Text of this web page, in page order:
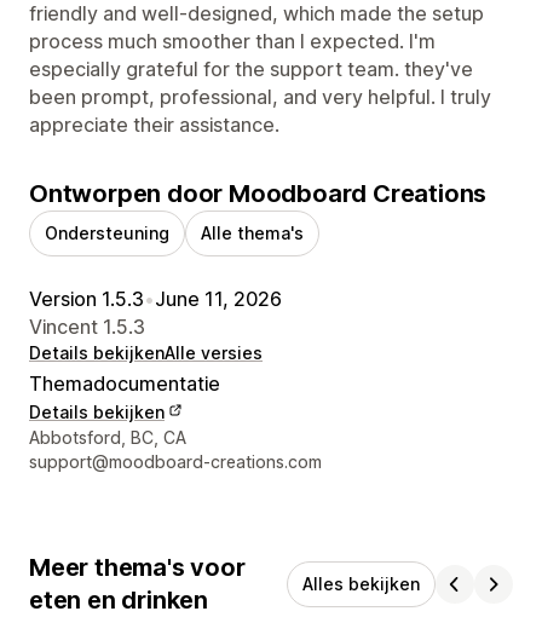
friendly and well-designed, which made the setup
process much smoother than I expected. I'm
especially grateful for the support team. they've
been prompt, professional, and very helpful. I truly
appreciate their assistance.
Ontworpen door Moodboard Creations
Ondersteuning Alle thema's
Version 1.5.3•June 11, 2026
Vincent 1.5.3
Details bekijkenAlle versies
Themadocumentatie
Details bekijken
Contactgegevens ontwerper
Abbotsford, BC, CA
support@moodboard-creations.com
Meer thema's voor
eten en drinken
Alles bekijken